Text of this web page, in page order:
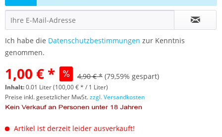
Ich habe die Datenschutzbestimmungen zur Kenntnis
genommen.
1,00 € * 4,90 € * (79,59% gespart)
Inhalt:0.01 Liter (100,00 € * / 1 Liter)
Preise inkl. gesetzlicher MwSt.zzgl. Versandkosten
Artikel ist derzeit leider ausverkauft!